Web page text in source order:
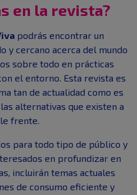
en la revista?
podrás encontrar un
y cercano acerca del mundo
sobre todo en prácticas
el entorno. Esta revista es
tan de actualidad como es
alternativas que existen a
frente.
para todo tipo de público y
en profundizar en
incluirán temas actuales
de consumo eficiente y